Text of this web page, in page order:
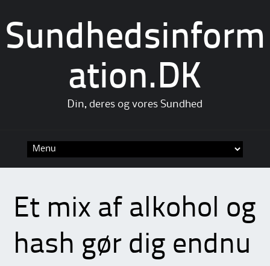
Sundhedsinform
ation.DK
Din, deres og vores Sundhed
Et mix af alkohol og
hash gør dig endnu